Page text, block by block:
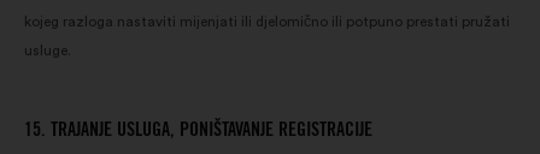
kojeg razloga nastaviti mijenjati ili djelomično ili potpuno prestati pružati
usluge.
15. TRAJANJE USLUGA, PONIŠTAVANJE REGISTRACIJE